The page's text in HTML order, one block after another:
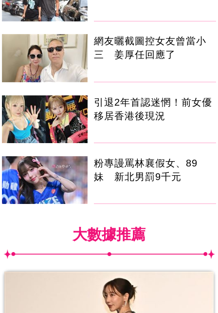
網友曬截圖控女友曾當小
三 姜厚任回應了
引退2年首認迷惘！前女優
移居香港後現況
粉專謾罵林襄假女、89
妹 新北男罰9千元
大數據推薦